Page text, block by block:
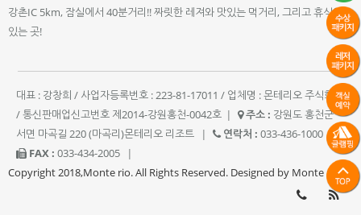
강촌IC 5km, 잠실에서 40분거리!! 짜릿한 레져와 맛있는 먹거리, 그리고 휴식이
있는 곳!
대표 : 강창희 / 사업자등록번호 : 223-81-17011 / 업체명 : 몬테리오 주식회사
/ 통신판매업신고번호 제2014-강원홍천-0042호 | 주소 : 강원도 홍천군
서면 마곡길 220 (마곡리)몬테리오 리조트
| 연락처 : 033-436-1000
|
FAX : 033-434-2005
|
Copyright 2018,Monte rio. All Rights Reserved. Designed by Monte rio.